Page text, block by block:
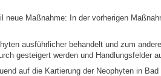
neue Maßnahme: In der vorherigen
ausführlicher behandelt und zum
gesteigert werden und Handlungsfelder
auf die Kartierung der Neophyten in